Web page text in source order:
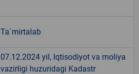
Ta`mirtalab
07.12.2024 yil, Iqtisodiyot va moliya
vazirligi huzuridagi Kadastr